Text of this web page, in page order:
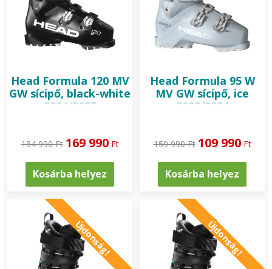
Head Formula 120 MV
GW sícipő, black-white
2024/2025
184 990 Ft 169 990 Ft
Kosárba helyez
Head Formula 95 W
MV GW sícipő, ice
2023/2024
159 990 Ft 109 990 Ft
Kosárba helyez
Újdonság! Újdonság!